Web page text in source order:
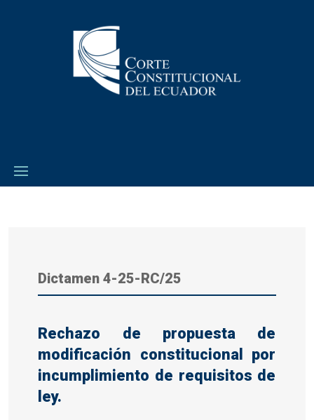
Dictamen 4-25-RC/25
Rechazo de propuesta de
modificación constitucional por
incumplimiento de requisitos de
ley.